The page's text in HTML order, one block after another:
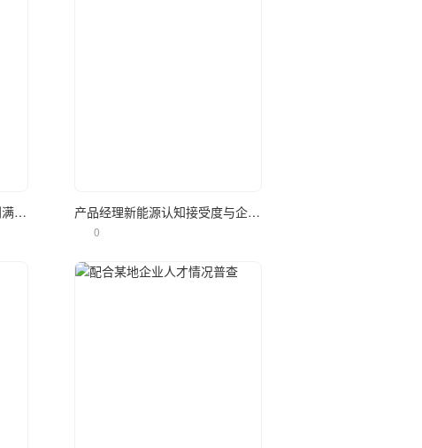
企业高管新能源接受度与福利满意度调查
产品经理新能源认知接受度与企业福利满意度调查问卷
0